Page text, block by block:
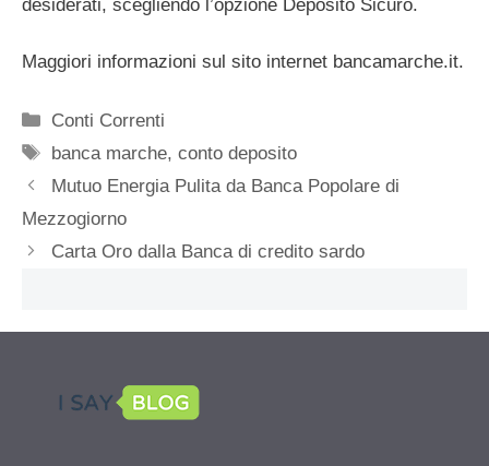
desiderati, scegliendo l’opzione Deposito Sicuro.
Maggiori informazioni sul sito internet bancamarche.it.
Categorie
Conti Correnti
Tag
banca marche,conto deposito
Mutuo Energia Pulita da Banca Popolare di
Mezzogiorno
Carta Oro dalla Banca di credito sardo